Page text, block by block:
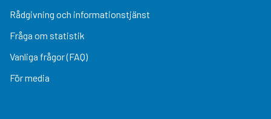
Rådgivning och informationstjänst
Fråga om statistik
Vanliga frågor (FAQ)
För media